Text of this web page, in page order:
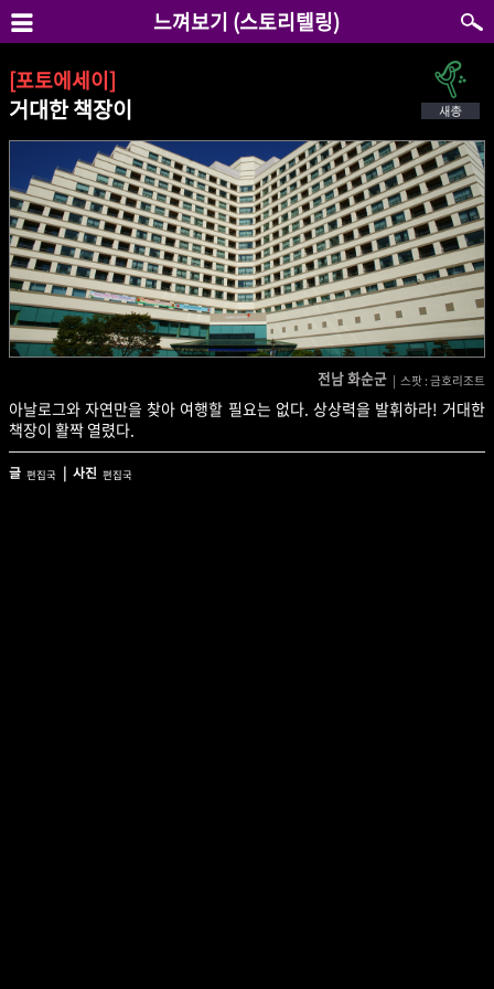
느껴보기 (스토리텔링)
[포토에세이]
거대한 책장이
전남 화순군 | 스팟 : 금호리조트
아날로그와 자연만을 찾아 여행할 필요는 없다. 상상력을 발휘하라! 거대한
책장이 활짝 열렸다.
글 편집국 | 사진 편집국